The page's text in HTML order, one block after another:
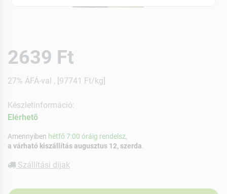
2639 Ft
27% ÁFÁ-val , [97741 Ft/kg]
Készletinformáció:
Elérhetõ
Amennyiben hétfő 7:00 óráig rendelsz,
a várható kiszállítás augusztus 12, szerda
Szállítási díjak